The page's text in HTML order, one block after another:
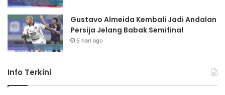
Gustavo Almeida Kembali Jadi Andalan
Persija Jelang Babak Semifinal
5 hari ago
Info Terkini